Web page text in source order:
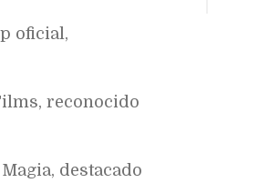
oficial,
reconocido
destacado